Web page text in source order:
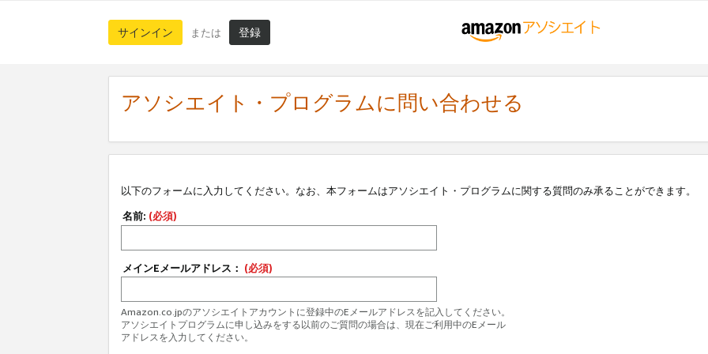
サインイン または 登録
アソシエイト・プログラムに問い合わせる
以下のフォームに入力してください。なお、本フォームはアソシエイト・プログラムに関する質問のみ承ることができます。
名前: (必須)
メインEメールアドレス： (必須)
Amazon.co.jpのアソシエイトアカウントに登録中のEメールアドレスを記入してください。
アソシエイトプログラムに申し込みをする以前のご質問の場合は、現在ご利用中のEメール
アドレスを入力してください。